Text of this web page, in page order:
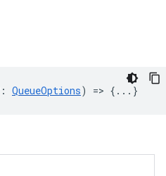
: QueueOptions) => {...}